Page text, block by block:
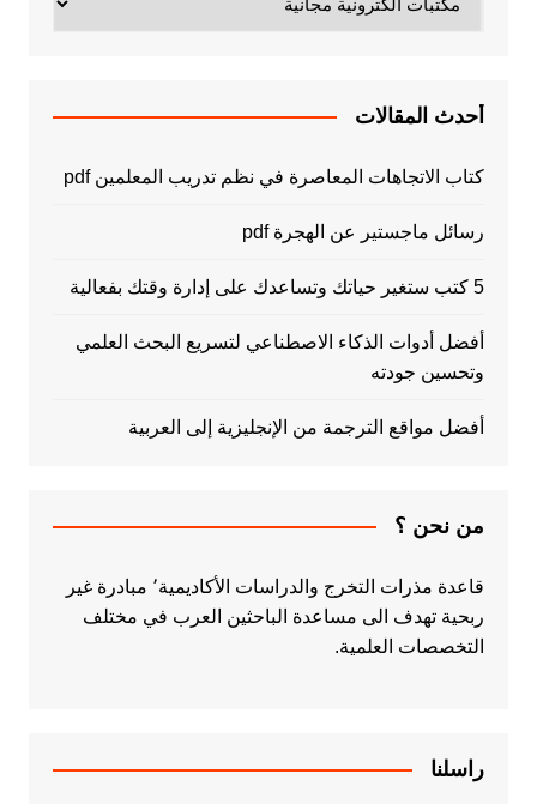
أحدث المقالات
كتاب الاتجاهات المعاصرة في نظم تدريب المعلمين pdf
رسائل ماجستير عن الهجرة pdf
5 كتب ستغير حياتك وتساعدك على إدارة وقتك بفعالية
أفضل أدوات الذكاء الاصطناعي لتسريع البحث العلمي
وتحسين جودته
أفضل مواقع الترجمة من الإنجليزية إلى العربية
من نحن ؟
قاعدة مذرات التخرج والدراسات الأكاديمية٬ مبادرة غير
ربحية تهدف الى مساعدة الباحثين العرب في مختلف
التخصصات العلمية.
راسلنا